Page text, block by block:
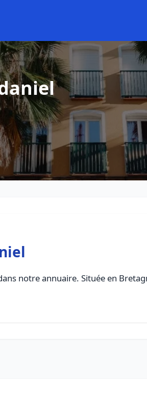
notre annuaire. Située en